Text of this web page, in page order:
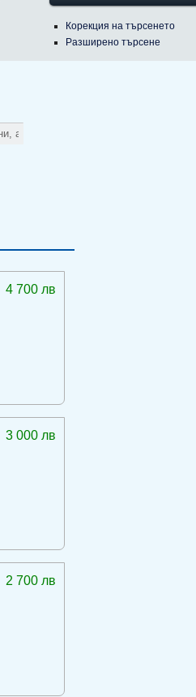
Корекция на търсенето
Разширено търсене
4 700 лв
3 000 лв
2 700 лв